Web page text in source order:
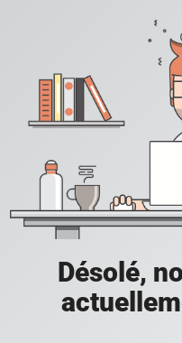
Désolé,